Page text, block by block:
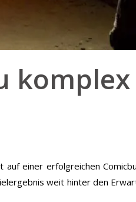
einer erfolgreichen
weit hinter den